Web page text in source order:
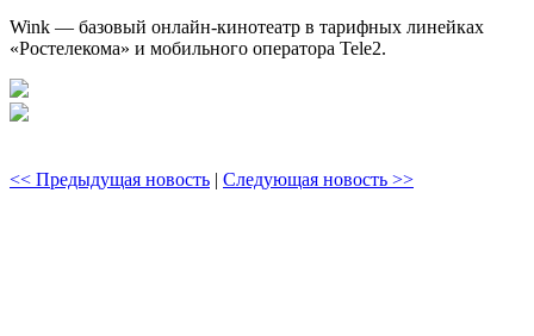
Wink — базовый онлайн-кинотеатр в тарифных линейках
«Ростелекома» и мобильного оператора Tele2.
<< Предыдущая новость | Следующая новость >>